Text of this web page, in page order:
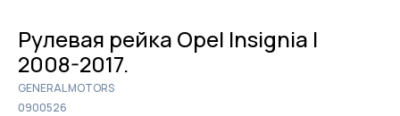
Рулевая рейка Opel Insignia I
2008-2017.
GENERAL MOTORS
0900526